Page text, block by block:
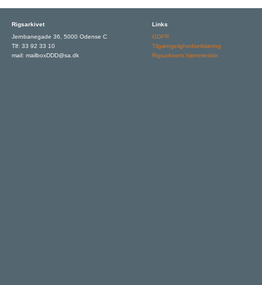
Rigsarkivet
Jernbanegade 36, 5000 Odense C
Tlf: 33 92 33 10
mail: mailboxDDD@sa.dk
Links
GDPR
Tilgængelighedserklæring
Rigsarkivets hjemmeside